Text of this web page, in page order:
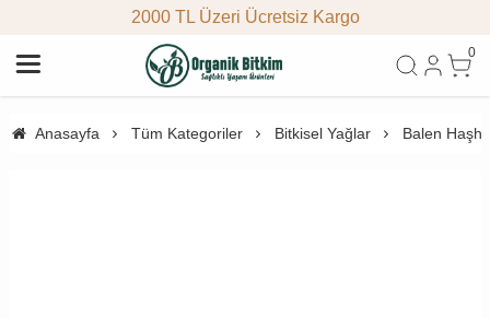
2000 TL Üzeri Ücretsiz Kargo
0
Anasayfa Tüm Kategoriler Bitkisel Yağlar Balen